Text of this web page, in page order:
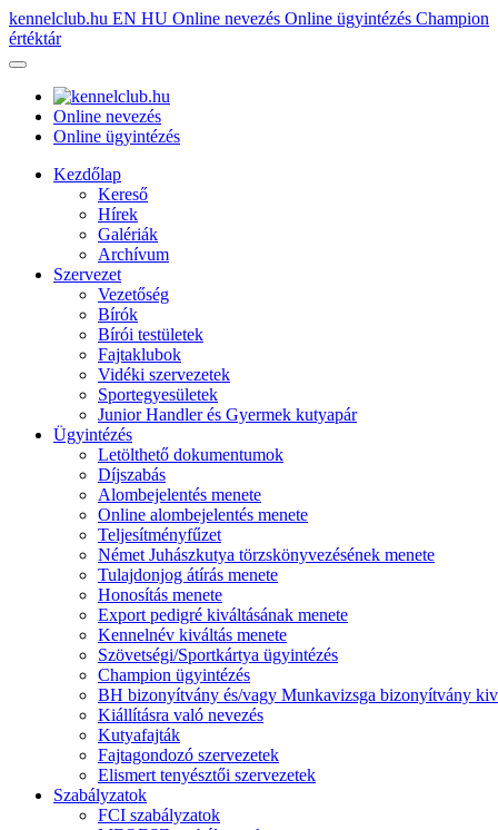
kennelclub.hu EN HU Online nevezés Online ügyintézés Champion
értéktár
Online nevezés
Online ügyintézés
Kezdőlap
Kereső
Hírek
Galériák
Archívum
Szervezet
Vezetőség
Bírók
Bírói testületek
Fajtaklubok
Vidéki szervezetek
Sportegyesületek
Junior Handler és Gyermek kutyapár
Ügyintézés
Letölthető dokumentumok
Díjszabás
Alombejelentés menete
Online alombejelentés menete
Teljesítményfűzet
Német Juhászkutya törzskönyvezésének menete
Tulajdonjog átírás menete
Honosítás menete
Export pedigré kiváltásának menete
Kennelnév kiváltás menete
Szövetségi/Sportkártya ügyintézés
Champion ügyintézés
BH bizonyítvány és/vagy Munkavizsga bizonyítvány
Kiállításra való nevezés
Kutyafajták
Fajtagondozó szervezetek
Elismert tenyésztői szervezetek
Szabályzatok
FCI szabályzatok